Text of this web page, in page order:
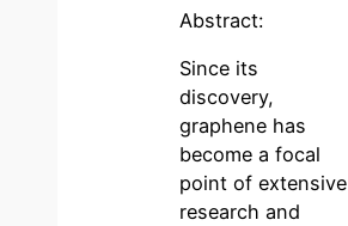
Abstract:
Since its
discovery,
graphene has
become a focal
point of extensive
research and